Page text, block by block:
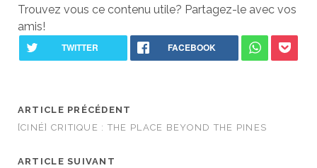
Trouvez vous ce contenu utile? Partagez-le avec vos
amis!
ARTICLE PRÉCÉDENT
[CINÉ] CRITIQUE : THE PLACE BEYOND THE PINES
ARTICLE SUIVANT